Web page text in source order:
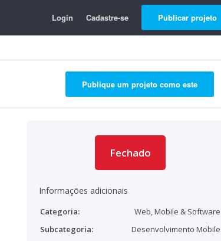
Login Cadastre-se Publicar projeto
Publique um projeto como este
Fechado
Informações adicionais
Categoria:
Web, Mobile & Software
Subcategoria:
Desenvolvimento Mobile